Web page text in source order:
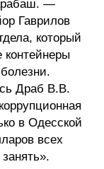
—
Гаврилов
который
контейнеры
Драб В.В.
в Одесской
всех